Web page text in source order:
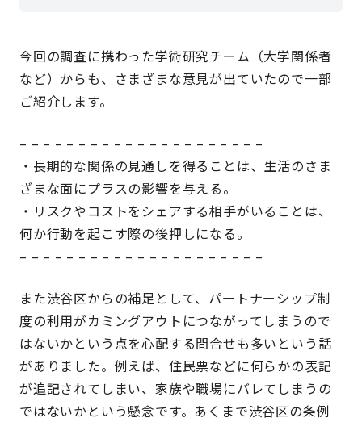
今回の調査に携わった学術研究チーム（大学関係者
など）からも、さまざまな意見が出ていたので一部
ご紹介します。
– – – – – – – – – – – – – – – – – – – – –
・長期的な関係の見通しを得ることは、生活のさま
ざまな面にプラスの影響を与える。
・リスクやコストをシェアする相手がいることは、
何か行動を起こす際の後押しになる。
– – – – – – – – – – – – – – – – – – – – –
また渋谷区からの補足として、パートナーシップ制
度の利用がカミングアウトにつながってしまうので
はないかという点を心配する問合せも多いという話
がありました。例えば、住民票などに何らかの表記
が追記されてしまい、家族や職場にバレてしまうの
ではないかという懸念です。あくまで渋谷区の条例